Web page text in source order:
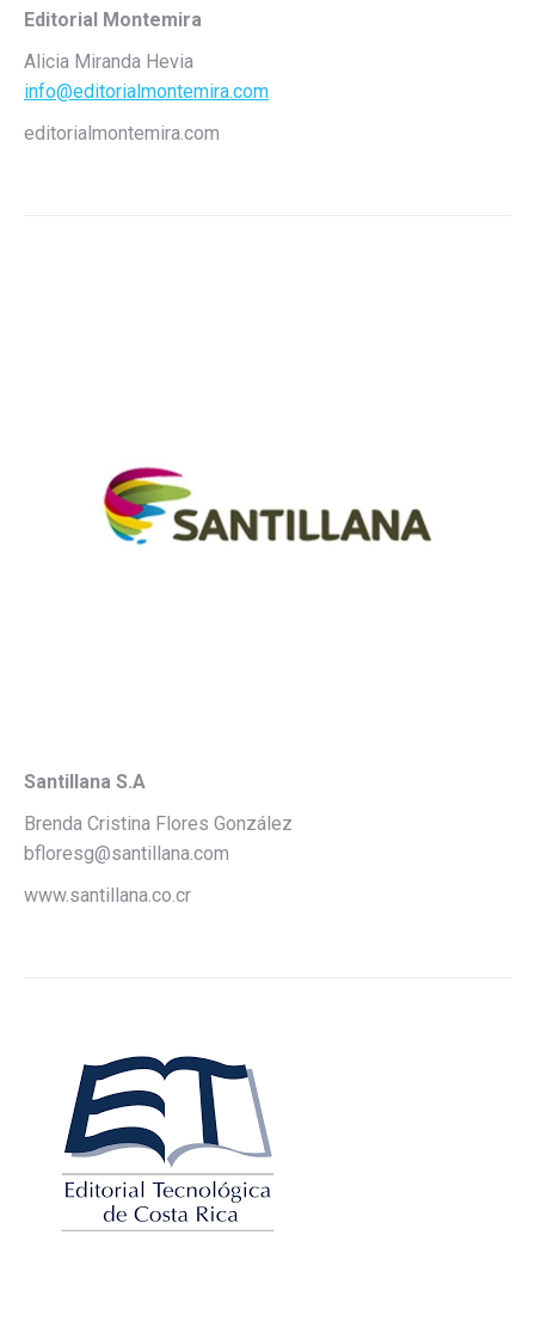
Editorial Montemira
Alicia Miranda Hevia
info@editorialmontemira.com
editorialmontemira.com
Santillana S.A
Brenda Cristina Flores González
bfloresg@santillana.com
www.santillana.co.cr